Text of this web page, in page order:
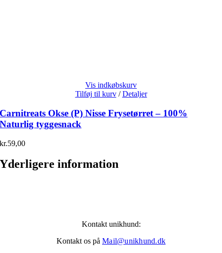
Vis indkøbskurv
Tilføj til kurv / Detaljer
Carnitreats Okse (P) Nisse Frysetørret – 100%
Naturlig tyggesnack
kr.59,00
Yderligere information
Kontakt unikhund:
Kontakt os på Mail@unikhund.dk